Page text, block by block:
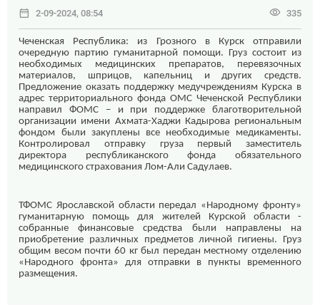
date_range 2-09-2024, 08:54 visibility 335
Чеченская Республика: из Грозного в Курск отправили
очередную партию гуманитарной помощи. Груз состоит из
необходимых медицинских препаратов, перевязочных
материалов, шприцов, капельниц и других средств.
Предложение оказать поддержку медучреждениям Курска в
адрес территориального фонда ОМС Чеченской Республики
направил ФОМС – и при поддержке благотворительной
организации имени Ахмата-Хаджи Кадырова региональным
фондом были закуплены все необходимые медикаменты.
Контролировал отправку груза первый заместитель
директора республиканского фонда обязательного
медицинского страхования Лом-Али Садулаев.
ТФОМС Ярославской области передал «Народному фронту»
гуманитарную помощь для жителей Курской области -
собранные финансовые средства были направлены на
приобретение различных предметов личной гигиены. Груз
общим весом почти 60 кг был передан местному отделению
«Народного фронта» для отправки в пункты временного
размещения.